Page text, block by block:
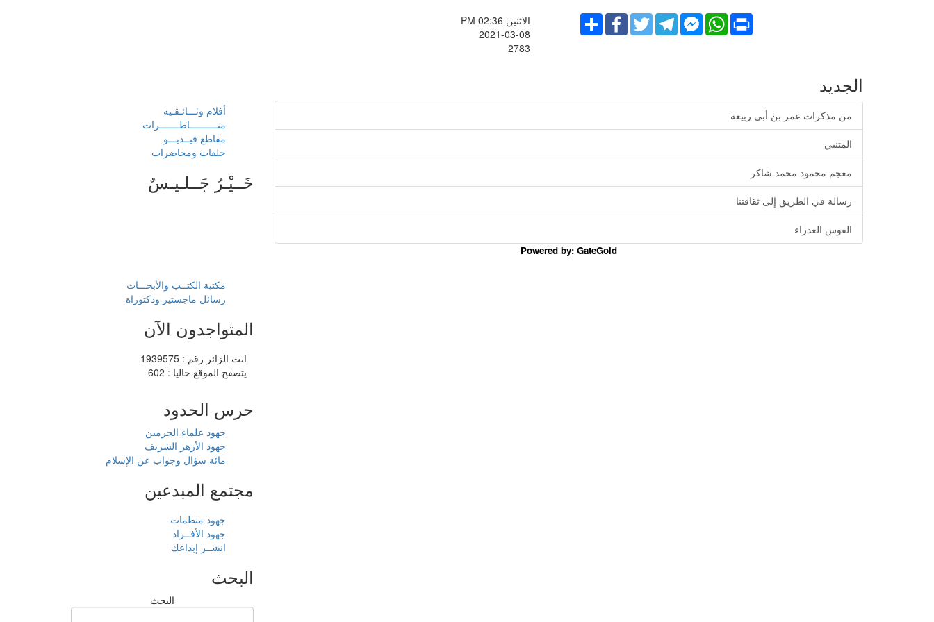
أفلام وثـــائـقـية
منــــــــــاظـــــــرات
مقاطع فيــديـــو
حلقات ومحاضرات
خَــيْـرُ جَــلـيـسٌ
مكتبة الكتــب والأبحـــاث
رسائل ماجستير ودكتوراة
المتواجدون الآن
انت الزائر رقم : 1939575
يتصفح الموقع حاليا : 602
حرس الحدود
جهود علماء الحرمين
جهود الأزهر الشريف
مائة سؤال وجواب عن الإسلام
مجتمع المبدعين
جهود منظمات
جهود الأفــراد
انشــر إبداعك
البحث
البحث
الاثنين PM 02:36
2021-03-08
2783
ShareFacebookTwitter
TelegramFacebook
Messenger
WhatsApp Print
الجديد
من مذكرات عمر بن أبي ربيعة
المتنبي
معجم محمود محمد شاكر
رسالة في الطريق إلى ثقافتنا
القوس العذراء
Powered by: GateGold